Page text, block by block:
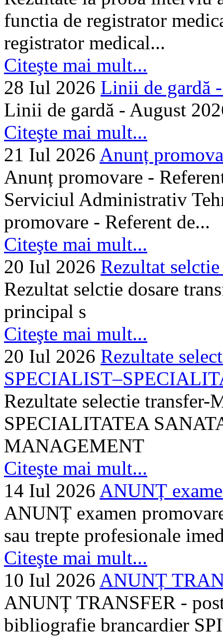
functia de registrator
registrator medical...
Citeşte mai mult...
28 Iul 2026 Linii de gardă
Linii de gardă - August
Citeşte mai mult...
21 Iul 2026 Anunț
Anunț promovare -
Serviciul Administrativ
promovare - Referent de...
Citeşte mai mult...
20 Iul 2026 Rezultat
Rezultat selctie dosare
principal s
Citeşte mai mult...
20 Iul 2026 Rezultate
Rezultate selectie
SPECIALITATEA
MANAGEMENT
Citeşte mai mult...
14 Iul 2026 ANUNȚ
ANUNȚ examen
sau trepte profesionale
Citeşte mai mult...
10 Iul 2026 ANUNȚ
ANUNȚ TRANSFER -
bibliografie brancardier